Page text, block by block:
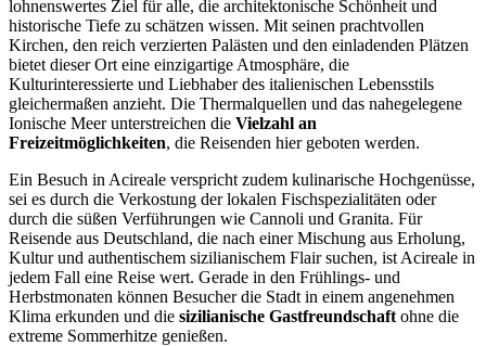
lohnenswertes Ziel für alle, die architektonische Schönheit und
historische Tiefe zu schätzen wissen. Mit seinen prachtvollen
Kirchen, den reich verzierten Palästen und den einladenden Plätzen
bietet dieser Ort eine einzigartige Atmosphäre, die
Kulturinteressierte und Liebhaber des italienischen Lebensstils
gleichermaßen anzieht. Die Thermalquellen und das nahegelegene
Ionische Meer unterstreichen die Vielzahl an
Freizeitmöglichkeiten, die Reisenden hier geboten werden.
Ein Besuch in Acireale verspricht zudem kulinarische Hochgenüsse,
sei es durch die Verkostung der lokalen Fischspezialitäten oder
durch die süßen Verführungen wie Cannoli und Granita. Für
Reisende aus Deutschland, die nach einer Mischung aus Erholung,
Kultur und authentischem sizilianischem Flair suchen, ist Acireale in
jedem Fall eine Reise wert. Gerade in den Frühlings- und
Herbstmonaten können Besucher die Stadt in einem angenehmen
Klima erkunden und die sizilianische Gastfreundschaft ohne die
extreme Sommerhitze genießen.